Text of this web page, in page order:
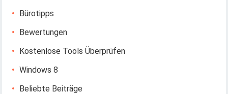
Bürotipps
Bewertungen
Kostenlose Tools Überprüfen
Windows 8
Beliebte Beiträge